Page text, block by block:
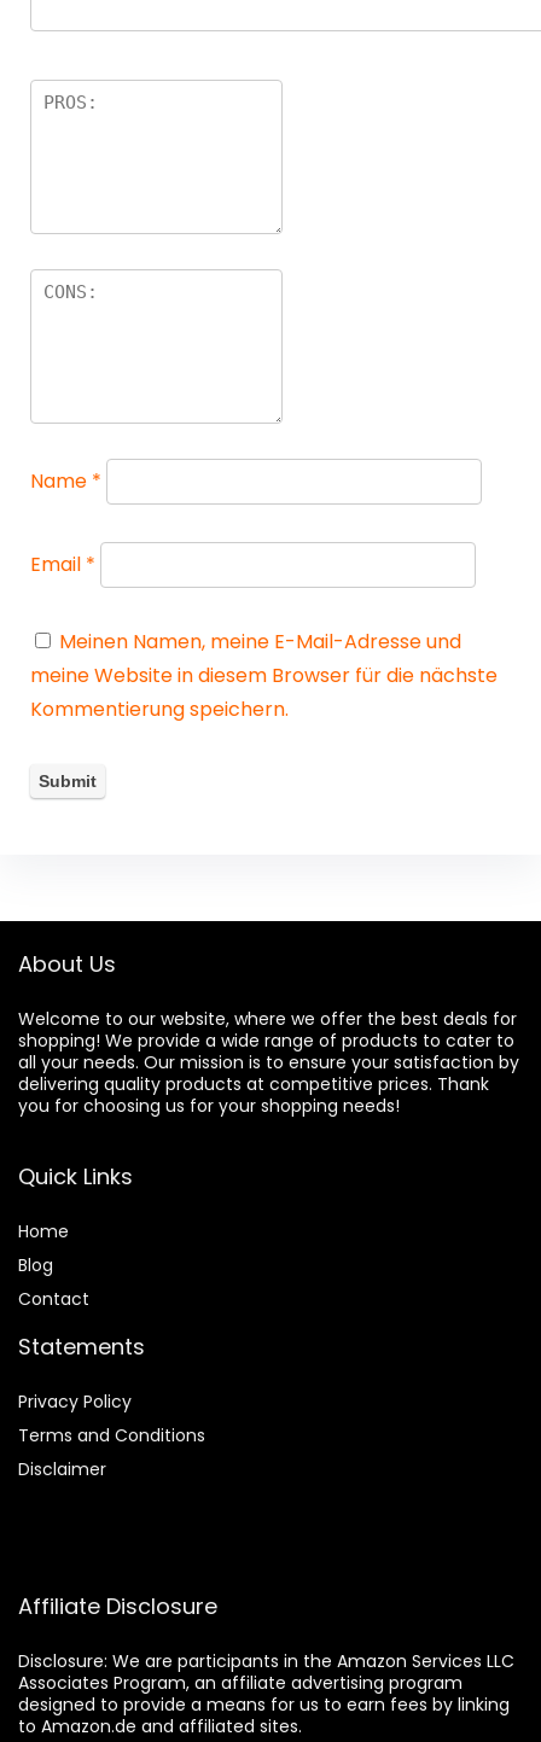
Name *
Email *
Meinen Namen, meine E-Mail-Adresse und
meine Website in diesem Browser für die nächste
Kommentierung speichern.
About Us
Welcome to our website, where we offer the best deals for
shopping! We provide a wide range of products to cater to
all your needs. Our mission is to ensure your satisfaction by
delivering quality products at competitive prices. Thank
you for choosing us for your shopping needs!
Quick Links
Home
Blog
Contact
Statements
Privacy Policy
Terms and Conditions
Disclaimer
Affiliate Disclosure
Disclosure: We are participants in the Amazon Services LLC
Associates Program, an affiliate advertising program
designed to provide a means for us to earn fees by linking
to Amazon.de and affiliated sites.